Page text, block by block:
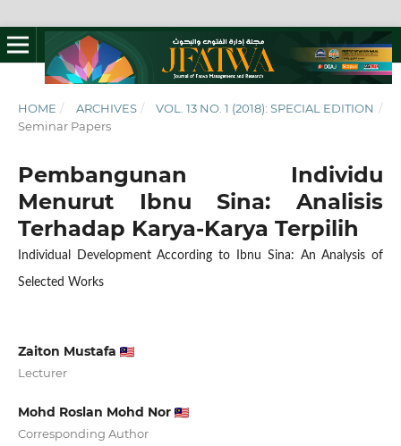
HOME / ARCHIVES / VOL. 13 NO. 1 (2018): SPECIAL EDITION /
Seminar Papers
Pembangunan Individu
Menurut Ibnu Sina: Analisis
Terhadap Karya-Karya Terpilih
Individual Development According to Ibnu Sina: An Analysis of
Selected Works
Zaiton Mustafa
Lecturer
Mohd Roslan Mohd Nor
Corresponding Author